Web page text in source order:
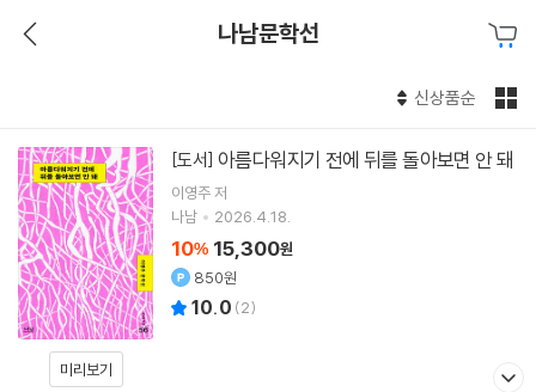
나남문학선
신상품순
미리보기
[도서] 아름다워지기 전에 뒤를 돌아보면 안 돼
이영주저
나남
2026.4.18.
10% 15,300원
850원
10.0 (2)